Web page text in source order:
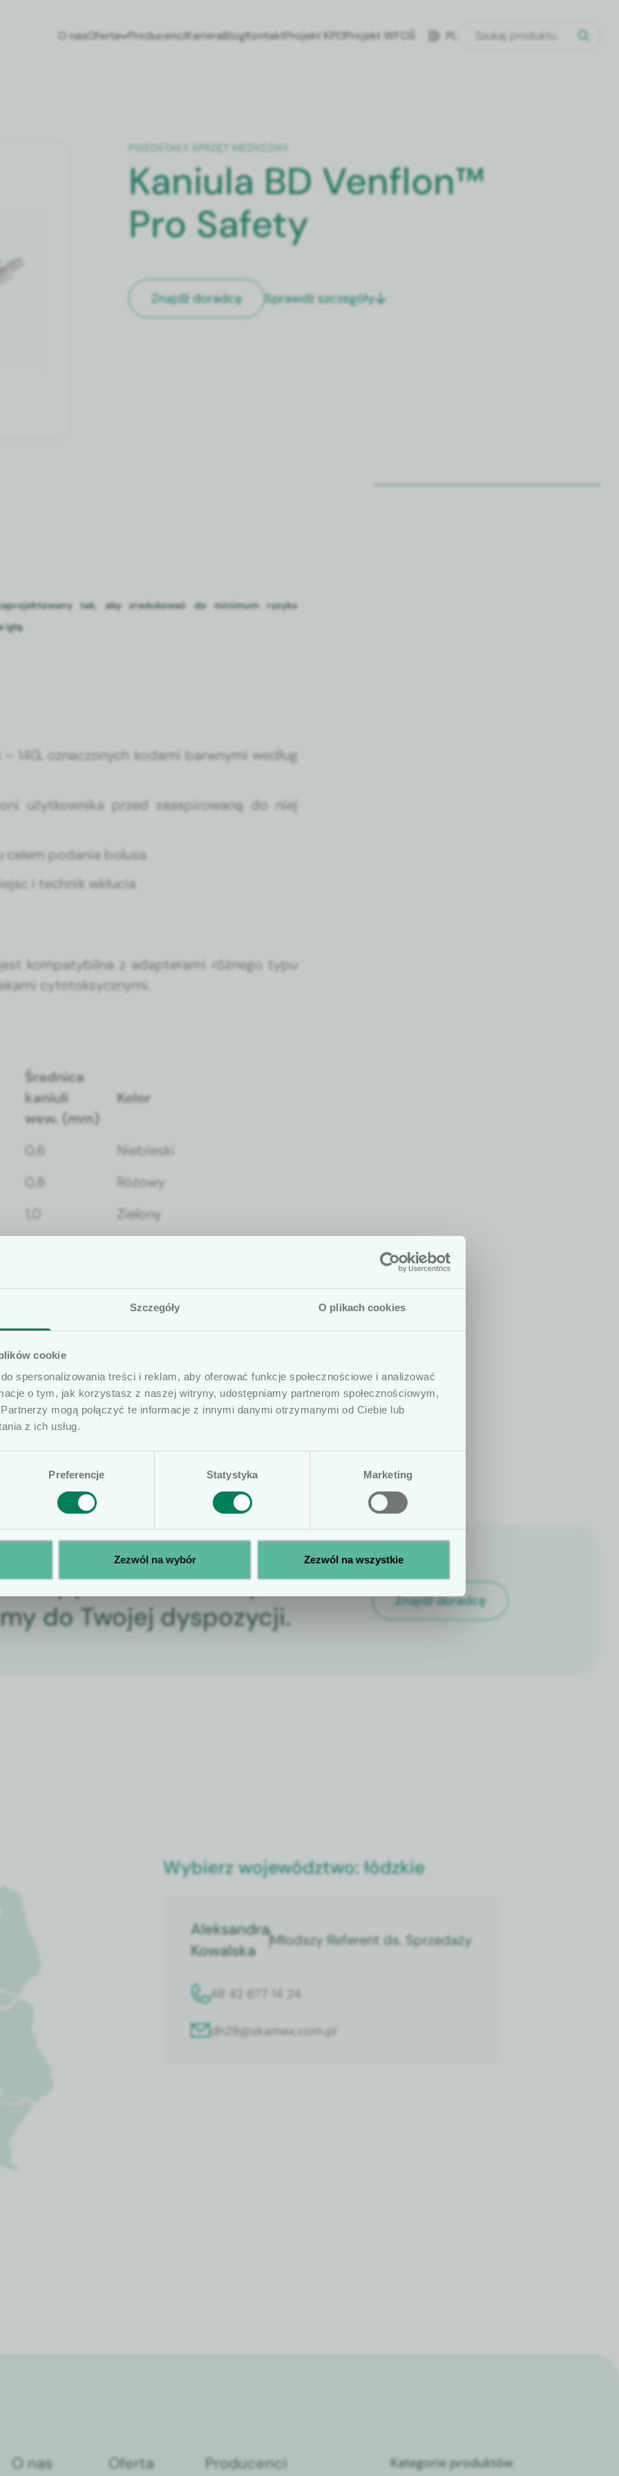
Szczegóły O plikach cookies
cookie
spersonalizowania treści i reklam, aby oferować funkcje społecznościowe i analizować
o tym, jak korzystasz z naszej witryny, udostępniamy partnerom społecznościowym,
mogą połączyć te informacje z innymi danymi otrzymanymi od Ciebie lub
z ich usług.
Preferencje Statystyka Marketing
Zezwól na wybór Zezwól na wszystkie
O nasOferta ProducenciKarieraBlogKontaktProjekt KPOProjekt WFOŚ PL
POZOSTAŁY SPRZĘT MEDYCZNY
Kaniula BD Venflon™
Pro Safety
Znajdź doradcę Sprawdź szczegóły
tak, aby zredukować do minimum ryzyko
igłą​.
– 14G, oznac­zonych koda­mi bar­wny­mi według
użytkown­i­ka przed zaaspirowaną do niej
poda­nia bolusa
i tech­nik wkłu­cia
jest kom­paty­bil­na z adaptera­mi różnego typu
cyto­toksy­czny­mi.
Śred­ni­ca
kani­uli
wew. (mm)
Kolor
0,6
Niebies­ki
0,8
Różowy
1,0
Zielony
Szary
1,6
pytania do oferty,
do Twojej dyspozycji.
Znajdź doradcę
Wybierz województwo:łódzkie
Aleksandra
Kowalska
Młodszy Referent ds. Sprzedaży
48 42 677 14 24
dh29@skamex.com.pl
O nas Oferta Producenci Kategorie produktów
profesjonalnie związanych z dziedziną wyrobów medycznych. W
ofertę do osób wykonujących zawód medyczny, prowadzących
oraz ich pracowników i współpracowników. Podkreślamy,
na naszej stronie nie stanowią porad medycznych ani zaleceń
Tak